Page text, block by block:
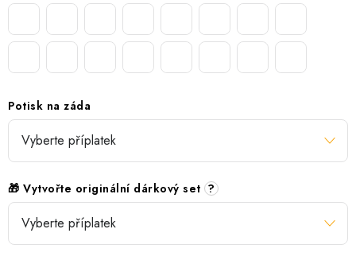
Potisk na záda
🎁 Vytvořte originální dárkový set ?